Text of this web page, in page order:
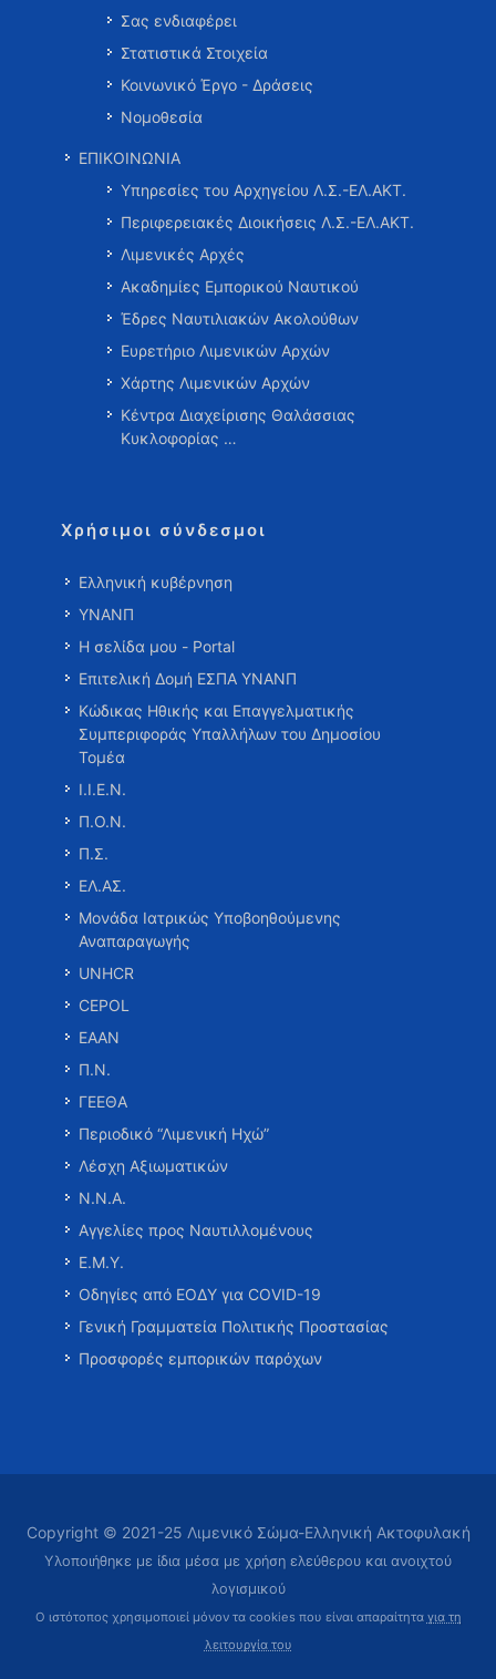
Σας ενδιαφέρει
Στατιστικά Στοιχεία
Κοινωνικό Έργο - Δράσεις
Νομοθεσία
ΕΠΙΚΟΙΝΩΝΙΑ
Υπηρεσίες του Αρχηγείου Λ.Σ.-ΕΛ.ΑΚΤ.
Περιφερειακές Διοικήσεις Λ.Σ.-ΕΛ.ΑΚΤ.
Λιμενικές Αρχές
Ακαδημίες Εμπορικού Ναυτικού
Έδρες Ναυτιλιακών Ακολούθων
Ευρετήριο Λιμενικών Αρχών
Χάρτης Λιμενικών Αρχών
Κέντρα Διαχείρισης Θαλάσσιας
Κυκλοφορίας …
Χρήσιμοι σύνδεσμοι
Ελληνική κυβέρνηση
ΥΝΑΝΠ
Η σελίδα μου - Portal
Επιτελική Δομή ΕΣΠΑ ΥΝΑΝΠ
Κώδικας Ηθικής και Επαγγελματικής
Συμπεριφοράς Υπαλλήλων του Δημοσίου
Τομέα
Ι.Ι.Ε.Ν.
Π.Ο.Ν.
Π.Σ.
ΕΛ.ΑΣ.
Μονάδα Ιατρικώς Υποβοηθούμενης
Αναπαραγωγής
UNHCR
CEPOL
ΕΑΑΝ
Π.Ν.
ΓΕΕΘΑ
Περιοδικό “Λιμενική Ηχώ”
Λέσχη Αξιωματικών
Ν.Ν.Α.
Αγγελίες προς Ναυτιλλομένους
Ε.Μ.Υ.
Οδηγίες από ΕΟΔΥ για COVID-19
Γενική Γραμματεία Πολιτικής Προστασίας
Προσφορές εμπορικών παρόχων
Copyright © 2021-25 Λιμενικό Σώμα-Ελληνική Ακτοφυλακή
Υλοποιήθηκε με ίδια μέσα με χρήση ελεύθερου και ανοιχτού
λογισμικού
Ο ιστότοπος χρησιμοποιεί μόνον τα cookies που είναι απαραίτητα για τη
λειτουργία του